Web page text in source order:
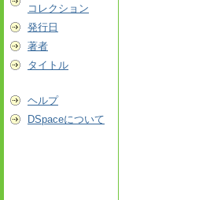
コレクション
発行日
著者
タイトル
ヘルプ
DSpaceについて